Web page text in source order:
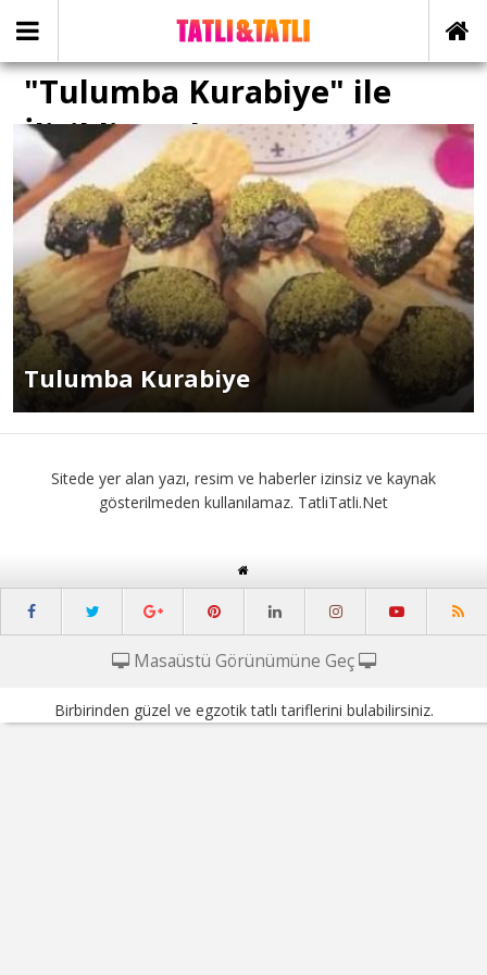
"Tulumba Kurabiye" ile
İlişikli yazılar
Tulumba Kurabiye
Sitede yer alan yazı, resim ve haberler izinsiz ve kaynak
gösterilmeden kullanılamaz. TatliTatli.Net
Masaüstü Görünümüne Geç
Birbirinden güzel ve egzotik tatlı tariflerini bulabilirsiniz.